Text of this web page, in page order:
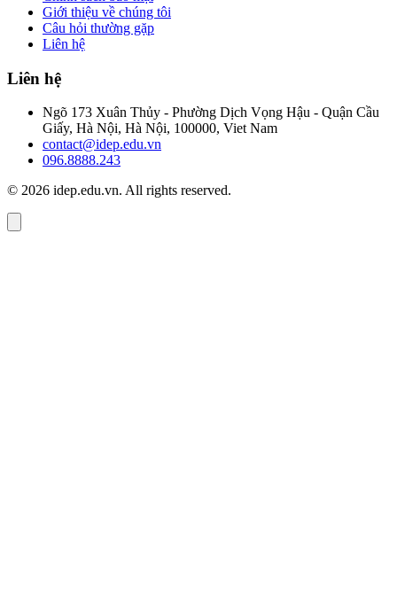
Giới thiệu về chúng tôi
Câu hỏi thường gặp
Liên hệ
Liên hệ
Ngõ 173 Xuân Thủy - Phường Dịch Vọng Hậu - Quận Cầu
Giấy, Hà Nội, Hà Nội, 100000, Viet Nam
contact@idep.edu.vn
096.8888.243
© 2026 idep.edu.vn. All rights reserved.